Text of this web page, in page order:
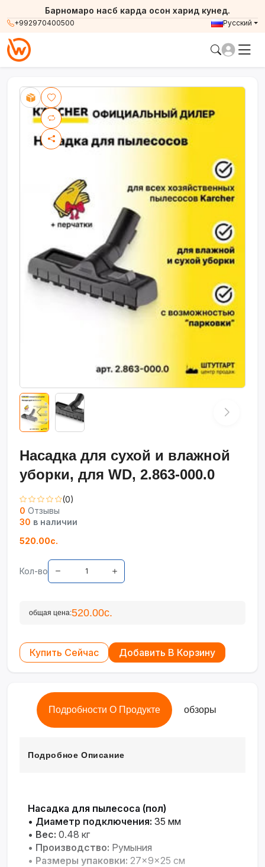
+992970400500
Барномаро насб карда осон харид кунед.
Русский
Насадка для сухой и влажной
уборки, для WD, 2.863-000.0
(0)
0 Отзывы
30 в наличии
520.00с.
Кол-во
общая цена:520.00с.
Купить Сейчас Добавить В Корзину
Подробности О Продукте обзоры
Подробное Описание
Насадка для пылесоса (пол)
• Диаметр подключения: 35 мм
• Вес: 0.48 кг
• Производство: Румыния
• Размеры упаковки: 27×9×25 см